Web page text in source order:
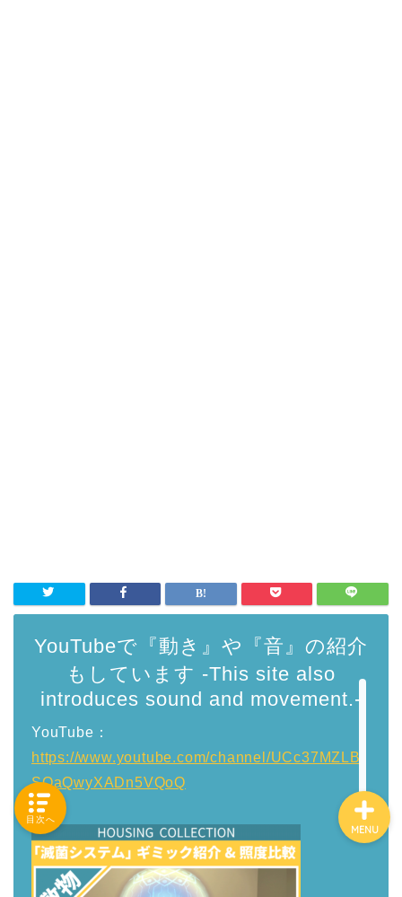
YouTubeで『動き』や『音』の紹介
もしています -This site also
introduces sound and movement.-
YouTube：
https://www.youtube.com/channel/UCc37MZLB
SOaQwyXADn5VQoQ
MENU
Category List-
HOUSING COLLECTIONと
は
ご要望はコチラから
目次へ